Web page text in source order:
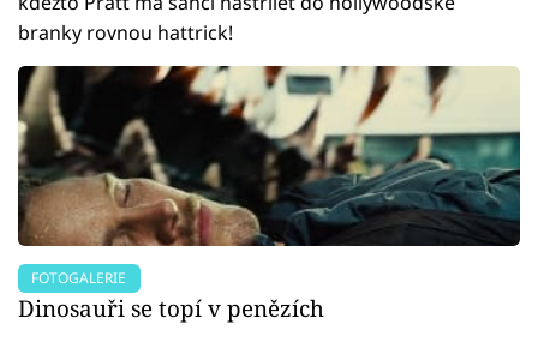
branky rovnou hattrick!
FOTOGALERIE
Dinosauři se topí v penězích